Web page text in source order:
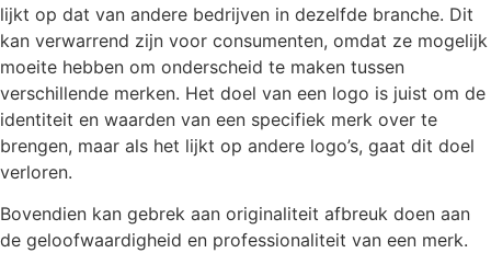
lijkt op dat van andere bedrijven in dezelfde branche. Dit
kan verwarrend zijn voor consumenten, omdat ze mogelijk
moeite hebben om onderscheid te maken tussen
verschillende merken. Het doel van een logo is juist om de
identiteit en waarden van een specifiek merk over te
brengen, maar als het lijkt op andere logo’s, gaat dit doel
verloren.
Bovendien kan gebrek aan originaliteit afbreuk doen aan
de geloofwaardigheid en professionaliteit van een merk.